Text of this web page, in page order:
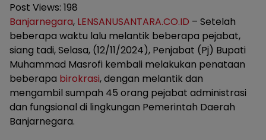
Post Views: 198
Banjarnegara, LENSANUSANTARA.CO.ID – Setelah
beberapa waktu lalu melantik beberapa pejabat,
siang tadi, Selasa, (12/11/2024), Penjabat (Pj) Bupati
Muhammad Masrofi kembali melakukan penataan
beberapa birokrasi, dengan melantik dan
mengambil sumpah 45 orang pejabat administrasi
dan fungsional di lingkungan Pemerintah Daerah
Banjarnegara.